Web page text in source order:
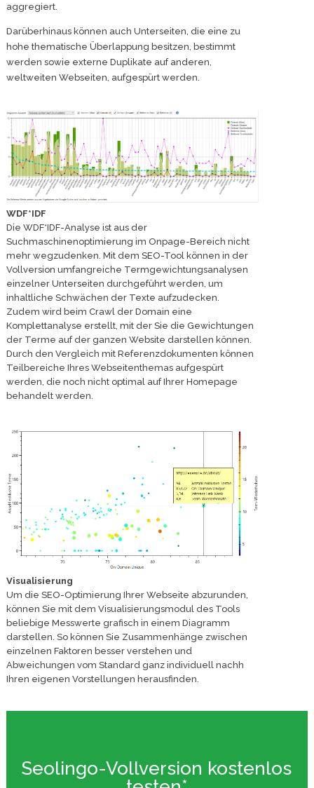
aggregiert.
Darüberhinaus können auch Unterseiten, die eine zu
hohe thematische Überlappung besitzen, bestimmt
werden sowie externe Duplikate auf anderen,
weltweiten Webseiten, aufgespürt werden.
WDF*IDF
Die WDF*IDF-Analyse ist aus der
Suchmaschinenoptimierung im Onpage-Bereich nicht
mehr wegzudenken. Mit dem SEO-Tool können in der
Vollversion umfangreiche Termgewichtungsanalysen
einzelner Unterseiten durchgeführt werden, um
inhaltliche Schwächen der Texte aufzudecken.
Zudem wird beim Crawl der Domain eine
Komplettanalyse erstellt, mit der Sie die Gewichtungen
der Terme auf der ganzen Website darstellen können.
Durch den Vergleich mit Referenzdokumenten können
Teilbereiche Ihres Webseitenthemas aufgespürt
werden, die noch nicht optimal auf Ihrer Homepage
behandelt werden.
Visualisierung
Um die SEO-Optimierung Ihrer Webseite abzurunden,
können Sie mit dem Visualisierungsmodul des Tools
beliebige Messwerte grafisch in einem Diagramm
darstellen. So können Sie Zusammenhänge zwischen
einzelnen Faktoren besser verstehen und
Abweichungen vom Standard ganz individuell nachh
Ihren eigenen Vorstellungen herausfinden.
Seolingo-Vollversion kostenlos